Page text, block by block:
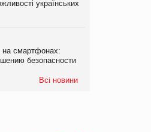
українських
смартфонах:
безопасности
Всі новини